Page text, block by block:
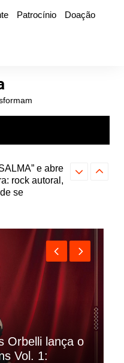
Patrocínio
Doação
“Projeção”,
digitais
Farofa
as
nova